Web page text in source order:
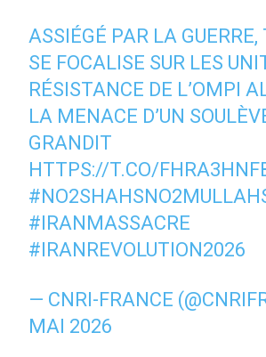
ASSIÉGÉ PAR LA GUERRE,
SE FOCALISE SUR LES
RÉSISTANCE DE L’OMPI
LA MENACE D’UN
GRANDIT
HTTPS://T.CO/
#IRANMASSACRE‌
#IRANREVOLUTION2026‌
— CNRI-FRANCE
MAI 2026